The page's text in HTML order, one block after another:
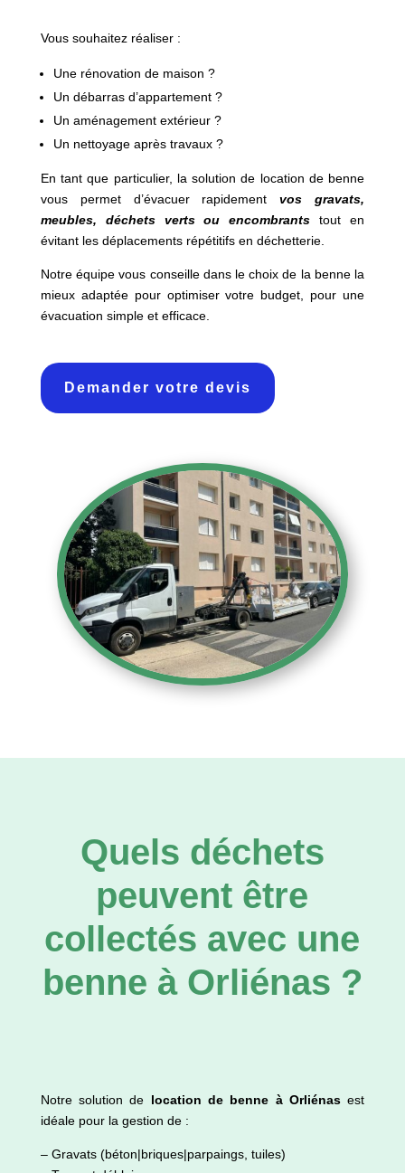
Vous souhaitez réaliser :
Une rénovation de maison ?
Un débarras d’appartement ?
Un aménagement extérieur ?
Un nettoyage après travaux ?
En tant que particulier, la solution de location de benne
vous permet d’évacuer rapidementvos gravats,
meubles, déchets verts ou encombrants tout en
évitant les déplacements répétitifs en déchetterie.
Notre équipe vous conseille dans le choix de la benne la
mieux adaptée pour optimiser votre budget, pour une
évacuation simple et efficace.
Demander votre devis
Quels déchets
peuvent être
collectés avec une
benne à Orliénas ?
Notre solution de location de benne à Orliénasest
idéale pour la gestion de :
– Gravats (béton|briques|parpaings, tuiles)